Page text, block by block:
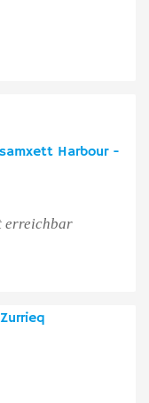
Harbour -
erreichbar